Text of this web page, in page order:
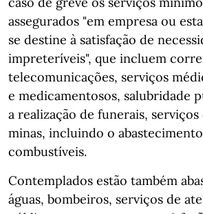
assegurados "em empresa ou
se destine à satisfação de
impreteríveis", que incluem
telecomunicações, serviços
e medicamentosos, salubridade
a realização de funerais, serviços
minas, incluindo o
combustíveis.
Contemplados estão também
águas, bombeiros, serviços de